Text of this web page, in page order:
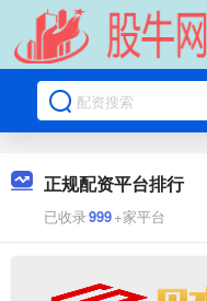
正规配资平台排行
已收录999+家平台